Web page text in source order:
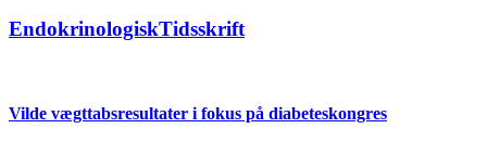
EndokrinologiskTidsskrift
Vilde vægttabsresultater i fokus på diabeteskongres